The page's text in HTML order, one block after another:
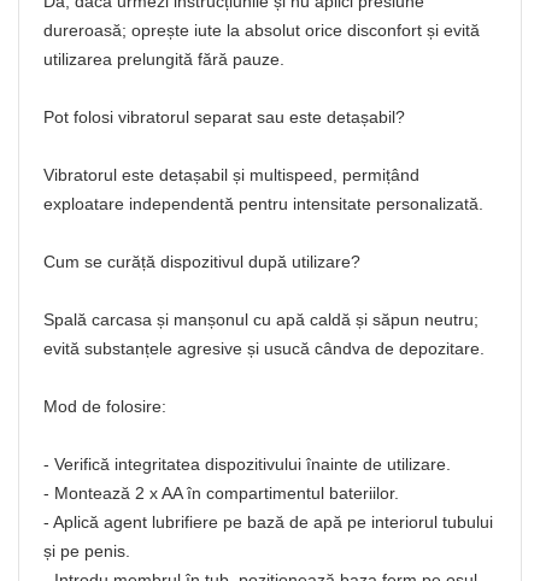
dureroasă; oprește iute la absolut orice disconfort și evită
utilizarea prelungită fără pauze.
Pot folosi vibratorul separat sau este detașabil?
Vibratorul este detașabil și multispeed, permițând
exploatare independentă pentru intensitate personalizată.
Cum se curăță dispozitivul după utilizare?
Spală carcasa și manșonul cu apă caldă și săpun neutru;
evită substanțele agresive și usucă cândva de depozitare.
Mod de folosire:
- Verifică integritatea dispozitivului înainte de utilizare.
- Montează 2 x AA în compartimentul bateriilor.
- Aplică agent lubrifiere pe bază de apă pe interiorul tubului
și pe penis.